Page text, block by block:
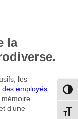
la
les
employés
mémoire
d’une